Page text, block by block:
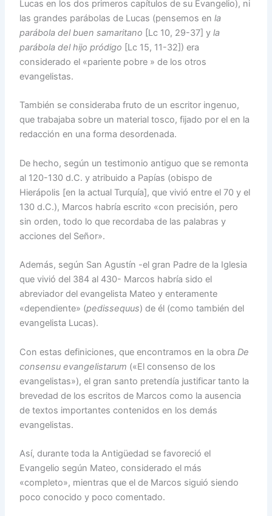
Lucas en los dos primeros capítulos de su Evangelio), ni
las grandes parábolas de Lucas (pensemos enla
parábola del buen samaritano [Lc 10, 29-37] yla
parábola del hijo pródigo [Lc 15, 11-32]) era
considerado el «pariente pobre » de los otros
evangelistas.
También se consideraba fruto de un escritor ingenuo,
que trabajaba sobre un material tosco, fijado por el en la
redacción en una forma desordenada.
De hecho, según un testimonio antiguo que se remonta
al 120-130 d.C. y atribuido a Papías (obispo de
Hierápolis [en la actual Turquía], que vivió entre el 70 y el
130 d.C.), Marcos habría escrito «con precisión, pero
sin orden, todo lo que recordaba de las palabras y
acciones del Señor».
Además, según San Agustín -el gran Padre de la Iglesia
que vivió del 384 al 430- Marcos habría sido el
abreviador del evangelista Mateo y enteramente
«dependiente» (pedissequus) de él (como también del
evangelista Lucas).
Con estas definiciones, que encontramos en la obra De
consensu evangelistarum («El consenso de los
evangelistas»), el gran santo pretendía justificar tanto la
brevedad de los escritos de Marcos como la ausencia
de textos importantes contenidos en los demás
evangelistas.
Así, durante toda la Antigüedad se favoreció el
Evangelio según Mateo, considerado el más
«completo», mientras que el de Marcos siguió siendo
poco conocido y poco comentado.